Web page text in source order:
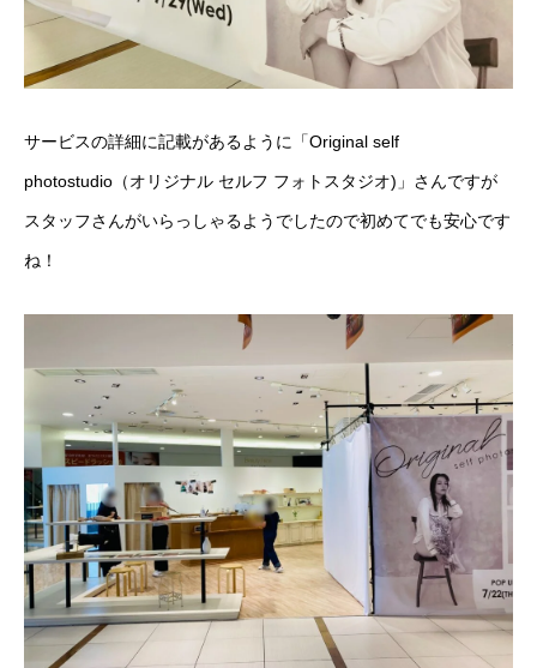
サービスの詳細に記載があるように「Original self
photostudio（オリジナル セルフ フォトスタジオ)」さんですが
スタッフさんがいらっしゃるようでしたので初めてでも安心です
ね！